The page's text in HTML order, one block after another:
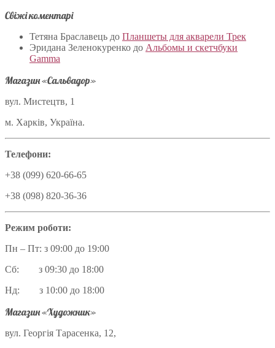
Свіжі коментарі
Тетяна Браславець до Планшеты для акварели Трек
Эридана Зеленокуренко до Альбомы и скетчбуки
Gamma
Магазин «Сальвадор»
вул. Мистецтв, 1
м. Харків, Україна.
Телефони:
+38 (099) 620-66-65
+38 (098) 820-36-36
Режим роботи:
Пн – Пт: з 09:00 до 19:00
Сб: з 09:30 до 18:00
Нд: з 10:00 до 18:00
Магазин «Художник»
вул. Георгія Тарасенка, 12,